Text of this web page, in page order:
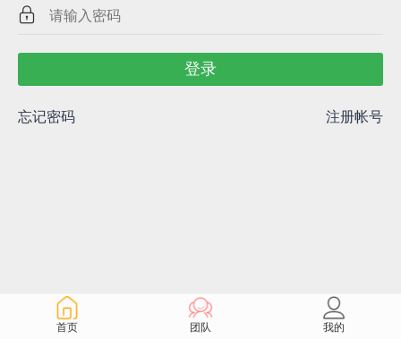
登录
忘记密码 注册帐号
首页 团队 我的